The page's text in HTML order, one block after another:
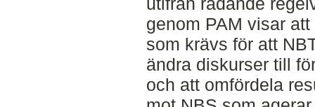
genom PAM visar
som krävs för att
ändra diskurser till
och att omfördela